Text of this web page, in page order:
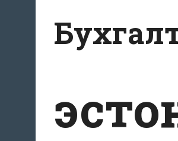
содержанию